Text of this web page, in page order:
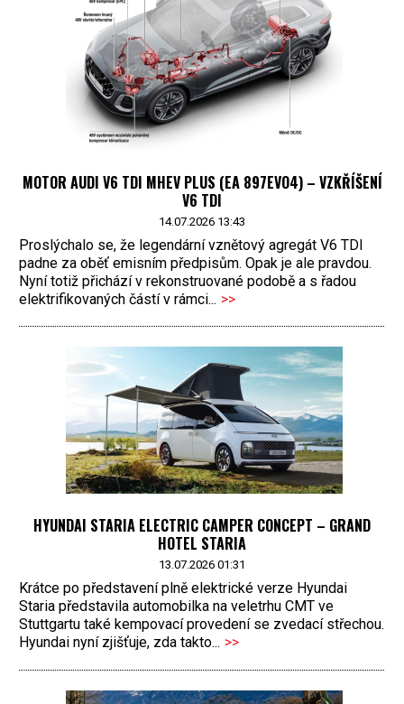
MOTOR AUDI V6 TDI MHEV PLUS (EA 897EVO4) – VZKŘÍŠENÍ
V6 TDI
14.07.2026 13:43
Proslýchalo se, že legendární vznětový agregát V6 TDI
padne za oběť emisním předpisům. Opak je ale pravdou.
Nyní totiž přichází v rekonstruované podobě a s řadou
elektrifikovaných částí v rámci... >>
HYUNDAI STARIA ELECTRIC CAMPER CONCEPT – GRAND
HOTEL STARIA
13.07.2026 01:31
Krátce po představení plně elektrické verze Hyundai
Staria představila automobilka na veletrhu CMT ve
Stuttgartu také kempovací provedení se zvedací střechou.
Hyundai nyní zjišťuje, zda takto... >>